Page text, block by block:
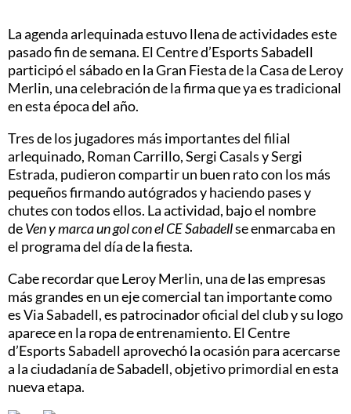
La agenda arlequinada estuvo llena de actividades este
pasado fin de semana. El Centre d’Esports Sabadell
participó el sábado en la Gran Fiesta de la Casa de Leroy
Merlin, una celebración de la firma que ya es tradicional
en esta época del año.
Tres de los jugadores más importantes del filial
arlequinado, Roman Carrillo, Sergi Casals y Sergi
Estrada, pudieron compartir un buen rato con los más
pequeños firmando autógrados y haciendo pases y
chutes con todos ellos. La actividad, bajo el nombre
deVen y marca un gol con el CE Sabadellse enmarcaba en
el programa del día de la fiesta.
Cabe recordar que Leroy Merlin, una de las empresas
más grandes en un eje comercial tan importante como
es Via Sabadell, es patrocinador oficial del club y su logo
aparece en la ropa de entrenamiento. El Centre
d’Esports Sabadell aprovechó la ocasión para acercarse
a la ciudadanía de Sabadell, objetivo primordial en esta
nueva etapa.